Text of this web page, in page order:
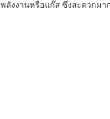
พลังงานหรือแก๊ส ซึ่งสะดวกมา